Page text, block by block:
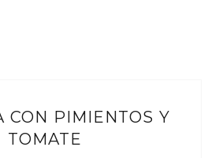
CON PIMIENTOS Y
TOMATE